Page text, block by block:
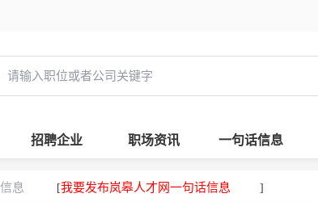
招聘企业 职场资讯 一句话信息
息 [我要发布岚皋人才网一句话信息 ]